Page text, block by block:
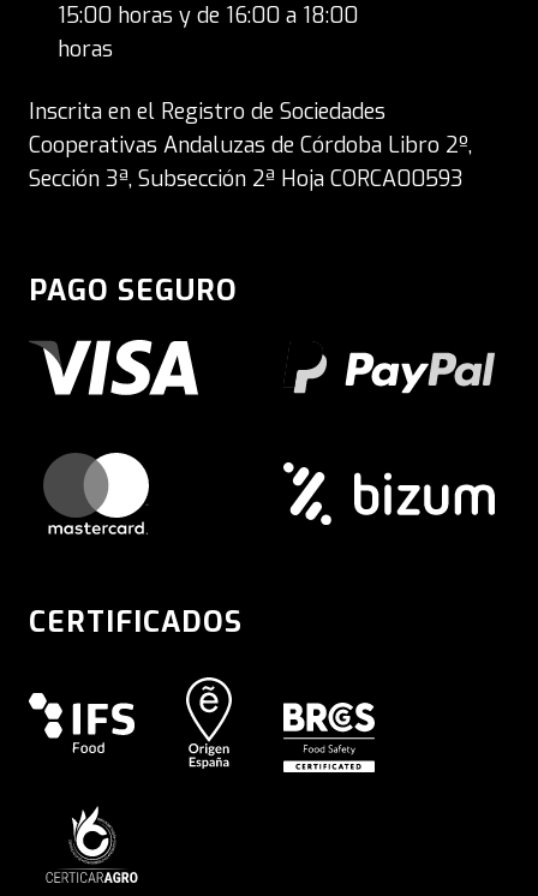
15:00 horas y de 16:00 a 18:00
horas
Inscrita en el Registro de Sociedades
Cooperativas Andaluzas de Córdoba Libro 2º,
Sección 3ª, Subsección 2ª Hoja CORCA00593
PAGO SEGURO
CERTIFICADOS